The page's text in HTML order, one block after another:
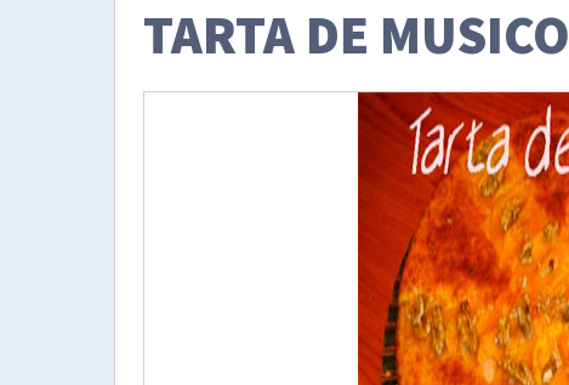
TARTA DE MUSICO